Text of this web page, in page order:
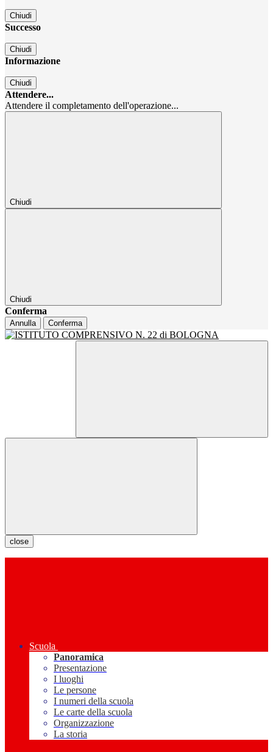
Chiudi
Successo
Chiudi
Informazione
Chiudi
Attendere...
Attendere il completamento dell'operazione...
Chiudi
Chiudi
Conferma
Annulla Conferma
close
Scuola
Panoramica
Presentazione
I luoghi
Le persone
I numeri della scuola
Le carte della scuola
Organizzazione
La storia